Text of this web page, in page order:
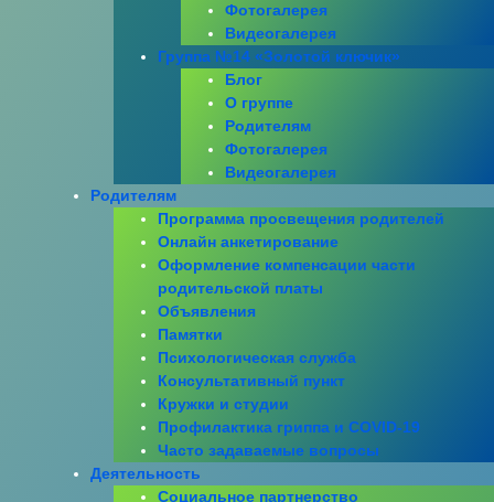
Фотогалерея
Видеогалерея
Группа №14 «Золотой ключик»
Блог
О группе
Родителям
Фотогалерея
Видеогалерея
Родителям
Программа просвещения родителей
Онлайн анкетирование
Оформление компенсации части
родительской платы
Объявления
Памятки
Психологическая служба
Консультативный пункт
Кружки и студии
Профилактика гриппа и COVID-19
Часто задаваемые вопросы
Деятельность
Социальное партнерство